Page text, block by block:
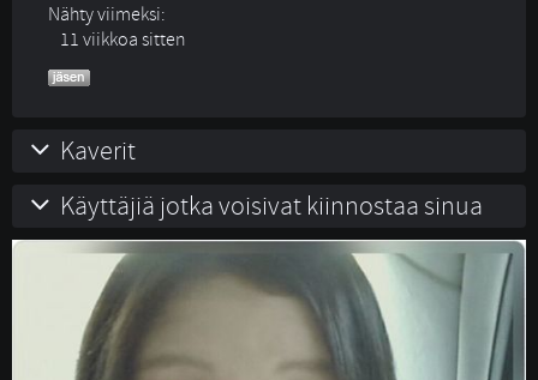
Nähty viimeksi:
11 viikkoa sitten
Kaverit
Käyttäjiä jotka voisivat kiinnostaa sinua